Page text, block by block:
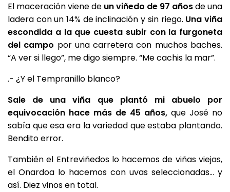
El maceración viene de un viñedo de 97 añosde una
ladera con un 14% de inclinación y sin riego. Una viña
escondida a la que cuesta subir con la furgoneta
del campo por una carretera con muchos baches.
“A ver si llego”, me digo siempre. “Me cachis la mar”.
.- ¿Y el Tempranillo blanco?
Sale de una viña que plantó mi abuelo por
equivocación hace más de 45 años, que José no
sabía que esa era la variedad que estaba plantando.
Bendito error.
También el Entreviñedos lo hacemos de viñas viejas,
el Onardoa lo hacemos con uvas seleccionadas… y
así. Diez vinos en total.